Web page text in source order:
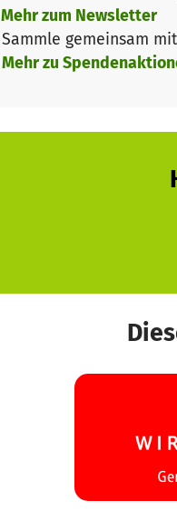
Mehr zum Newsletter
Sammle gemeinsam
Mehr zu